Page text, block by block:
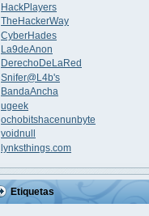
HackPlayers
TheHackerWay
CyberHades
La9deAnon
DerechoDeLaRed
Snifer@L4b's
BandaAncha
ugeek
ochobitshacenunbyte
voidnull
lynksthings.com
Etiquetas